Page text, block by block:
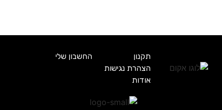
תקנון
החשבון שלי
הצהרת נגישות
אודות